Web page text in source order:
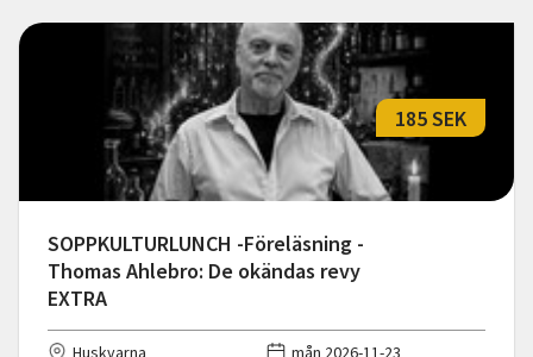
SOPPKULTURLUNCH -Föreläsning -
Thomas Ahlebro: De okändas revy
EXTRA
185 SEK
Huskvarna mån 2026-11-23